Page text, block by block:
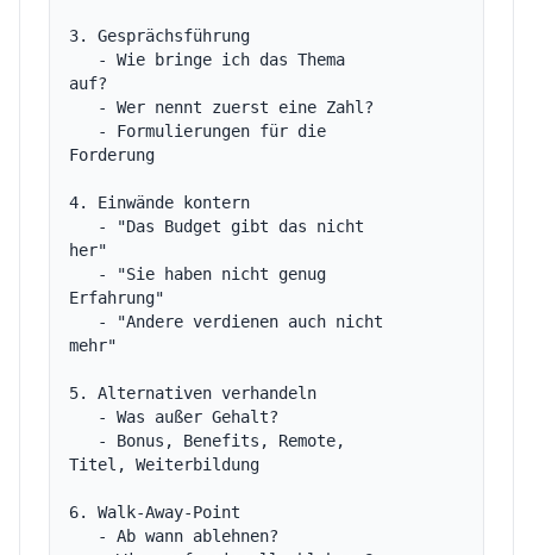
3. Gesprächsführung
auf?
Forderung
4. Einwände kontern
her"
Erfahrung"
mehr"
5. Alternativen verhandeln
Titel, Weiterbildung
6. Walk-Away-Point